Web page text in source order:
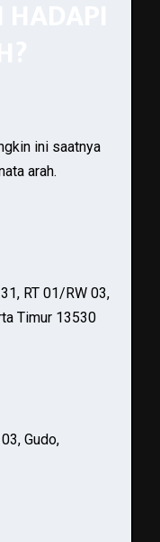
ini saatnya
arah.
RT 01/RW 03,
Timur 13530
Gudo,